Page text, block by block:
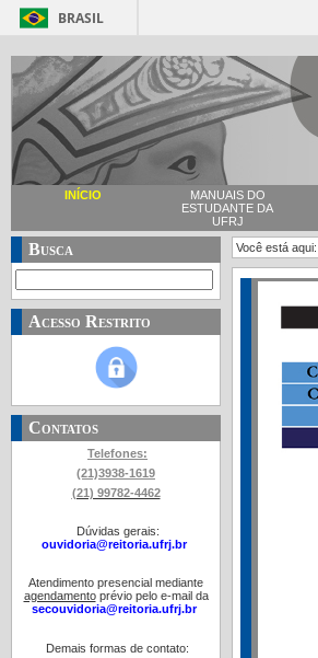
BRASIL
INÍCIO
MANUAIS DO
ESTUDANTE DA
UFRJ
Busca
Acesso Restrito
Contatos
Telefones:
(21)3938-1619
(21) 99782-4462
Dúvidas gerais:
ouvidoria@reitoria.ufrj.br
Atendimento presencial mediante
agendamentoprévio pelo e-mail da
secouvidoria@reitoria.ufrj.br
Demais formas de contato:
Você está aqui: